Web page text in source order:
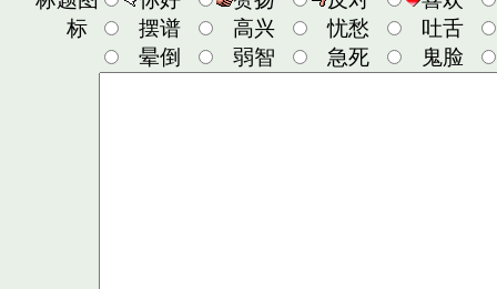
标
摆谱
高兴 忧愁
吐舌
晕倒
弱智 急死 鬼脸